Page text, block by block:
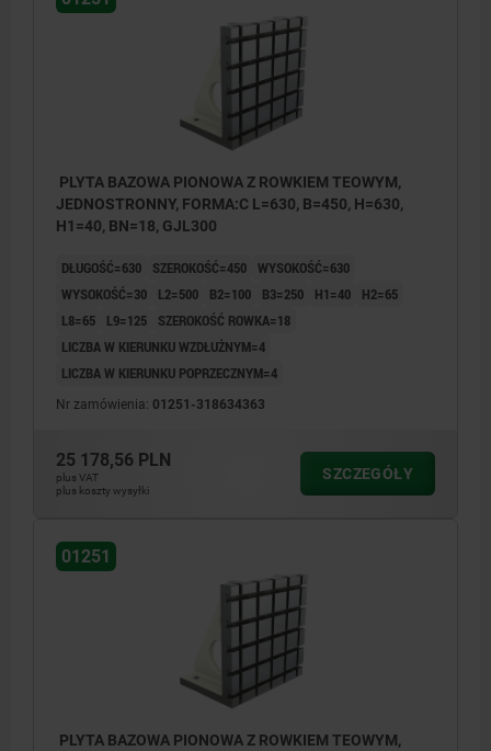
PLYTA BAZOWA PIONOWA Z ROWKIEM TEOWYM,
JEDNOSTRONNY, FORMA:C L=630, B=450, H=630,
H1=40, BN=18, GJL300
DŁUGOŚĆ=630 SZEROKOŚĆ=450 WYSOKOŚĆ=630
WYSOKOŚĆ=30
L2=500 B2=100 B3=250 H1=40
H2=65
L8=65
L9=125
SZEROKOŚĆ ROWKA=18
LICZBA W KIERUNKU WZDŁUŻNYM=4
LICZBA W KIERUNKU POPRZECZNYM=4
Nr zamówienia: 01251-318634363
25 178,56 PLN
plus VAT
plus koszty wysyłki
SZCZEGÓŁY
01251
PLYTA BAZOWA PIONOWA Z ROWKIEM TEOWYM,